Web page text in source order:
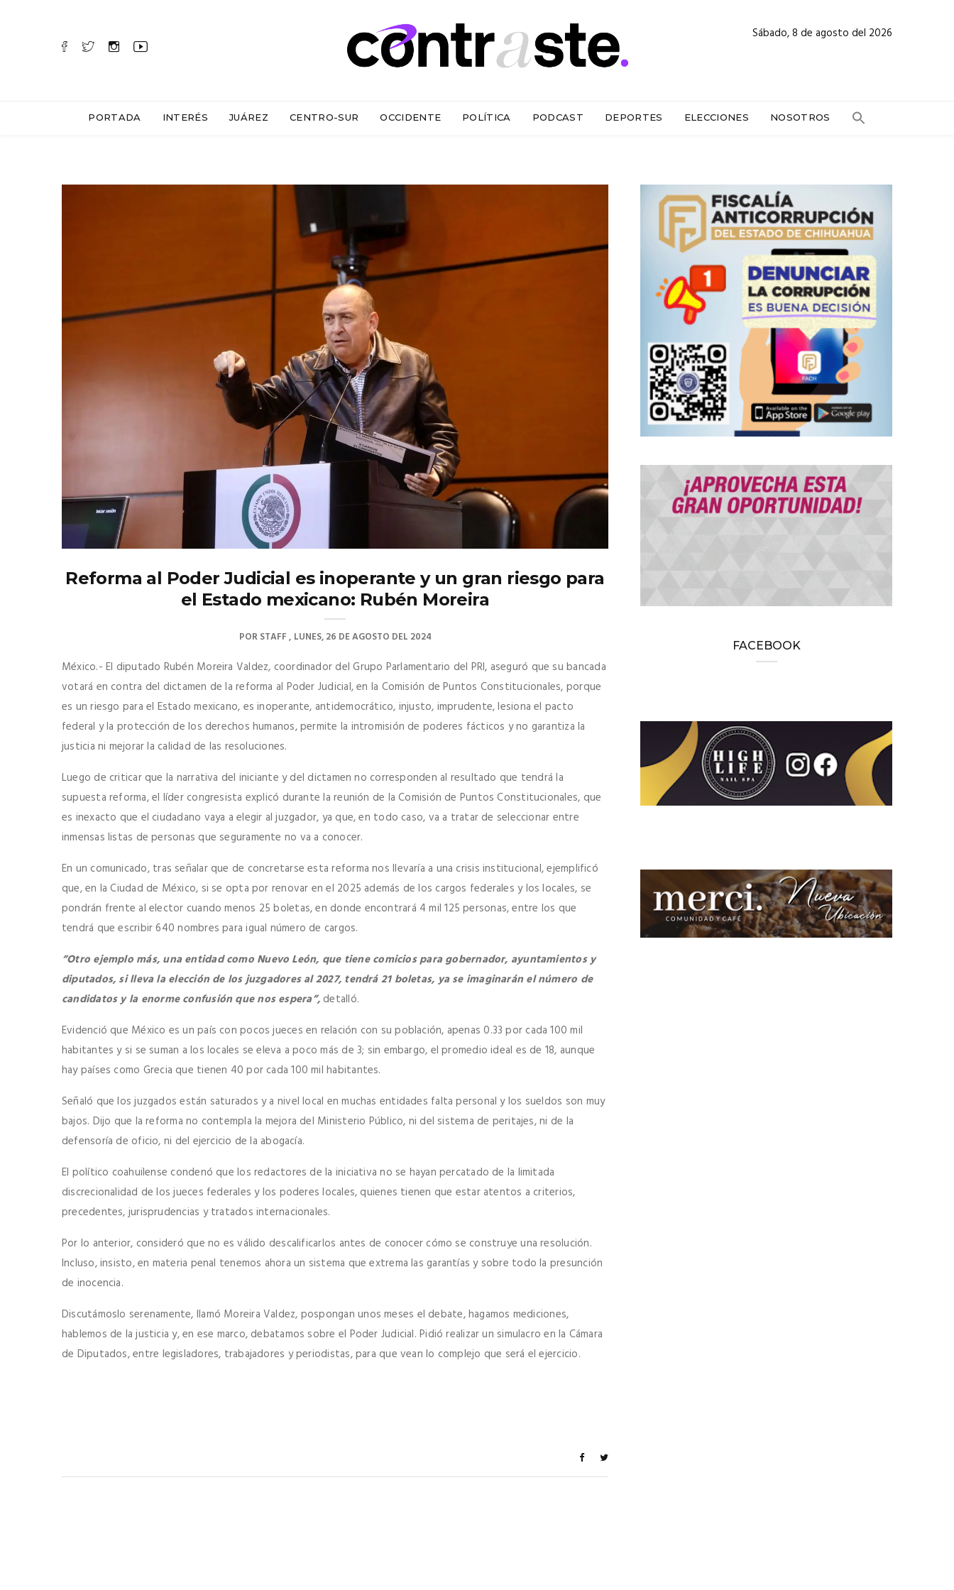
Sábado, 8 de agosto del 2026
PORTADA INTERÉS JUÁREZ CENTRO-SUR OCCIDENTE POLÍTICA PODCAST DEPORTES ELECCIONES NOSOTROS
Reforma al Poder Judicial es inoperante y un gran riesgo para
el Estado mexicano: Rubén Moreira
PORSTAFF LUNES, 26 DE AGOSTO DEL 2024
México.- El diputado Rubén Moreira Valdez, coordinador del Grupo Parlamentario del PRI, aseguró que su bancada
votará en contra del dictamen de la reforma al Poder Judicial, en la Comisión de Puntos Constitucionales, porque
es un riesgo para el Estado mexicano, es inoperante, antidemocrático, injusto, imprudente, lesiona el pacto
federal y la protección de los derechos humanos, permite la intromisión de poderes fácticos y no garantiza la
justicia ni mejorar la calidad de las resoluciones.
Luego de criticar que la narrativa del iniciante y del dictamen no corresponden al resultado que tendrá la
supuesta reforma, el líder congresista explicó durante la reunión de la Comisión de Puntos Constitucionales, que
es inexacto que el ciudadano vaya a elegir al juzgador, ya que, en todo caso, va a tratar de seleccionar entre
inmensas listas de personas que seguramente no va a conocer.
En un comunicado, tras señalar que de concretarse esta reforma nos llevaría a una crisis institucional, ejemplificó
que, en la Ciudad de México, si se opta por renovar en el 2025 además de los cargos federales y los locales, se
pondrán frente al elector cuando menos 25 boletas, en donde encontrará 4 mil 125 personas, entre los que
tendrá que escribir 640 nombres para igual número de cargos.
“Otro ejemplo más, una entidad como Nuevo León, que tiene comicios para gobernador, ayuntamientos y
diputados, si lleva la elección de los juzgadores al 2027, tendrá 21 boletas, ya se imaginarán el número de
candidatos y la enorme confusión que nos espera”, detalló.
Evidenció que México es un país con pocos jueces en relación con su población, apenas 0.33 por cada 100 mil
habitantes y si se suman a los locales se eleva a poco más de 3; sin embargo, el promedio ideal es de 18, aunque
hay países como Grecia que tienen 40 por cada 100 mil habitantes.
Señaló que los juzgados están saturados y a nivel local en muchas entidades falta personal y los sueldos son muy
bajos. Dijo que la reforma no contempla la mejora del Ministerio Público, ni del sistema de peritajes, ni de la
defensoría de oficio, ni del ejercicio de la abogacía.
El político coahuilense condenó que los redactores de la iniciativa no se hayan percatado de la limitada
discrecionalidad de los jueces federales y los poderes locales, quienes tienen que estar atentos a criterios,
precedentes, jurisprudencias y tratados internacionales.
Por lo anterior, consideró que no es válido descalificarlos antes de conocer cómo se construye una resolución.
Incluso, insisto, en materia penal tenemos ahora un sistema que extrema las garantías y sobre todo la presunción
de inocencia.
Discutámoslo serenamente, llamó Moreira Valdez, pospongan unos meses el debate, hagamos mediciones,
hablemos de la justicia y, en ese marco, debatamos sobre el Poder Judicial. Pidió realizar un simulacro en la Cámara
de Diputados, entre legisladores, trabajadores y periodistas, para que vean lo complejo que será el ejercicio.
FACEBOOK